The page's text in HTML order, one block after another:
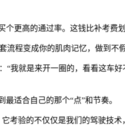
更高的通过率。这钱比补考费划
程变成你的肌肉记忆，做到不
“我就是来开一圈的，看看这车
适合自己的那个“点”和节奏。
考验的不仅仅是我们的驾驶技